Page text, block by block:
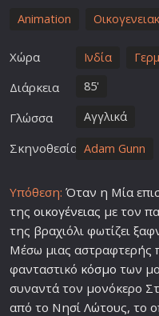
Animation
Χώρα Ινδία
Διάρκεια 85'
Γλώσσα Αγγλικά
Σκηνοθεσία Adam Gunn
Υπόθεση: Όταν η Μία
της οικογένειας με τον
της βραχιόλι φωτίζει
Μέσω μιας αστραφτερής
φανταστικό κόσμο των
συναντά τον μονόκερο
από το Νησί Λώτους, το